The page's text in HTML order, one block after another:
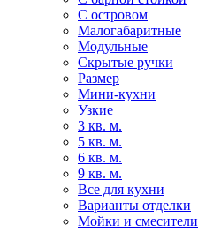
С островом
Малогабаритные
Модульные
Скрытые ручки
Размер
Мини-кухни
Узкие
3 кв. м.
5 кв. м.
6 кв. м.
9 кв. м.
Все для кухни
Варианты отделки
Мойки и смесители